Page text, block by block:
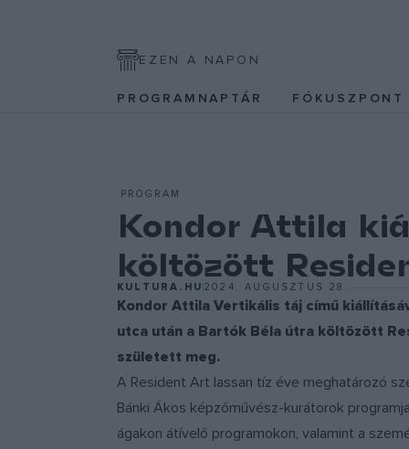
EZEN A NAPON
PROGRAMNAPTÁR FÓKUSZPONT
PROGRAM
Kondor Attila
költözött
KULTURA.HU 2024. AUGUSZTUS 28.
Kondor Attila Vertikális táj című
utca után a Bartók Béla útra költözött
született meg.
A Resident Art lassan tíz éve meghatározó
Bánki Ákos képzőművész-kurátorok
ágakon átívelő programokon, valamint a